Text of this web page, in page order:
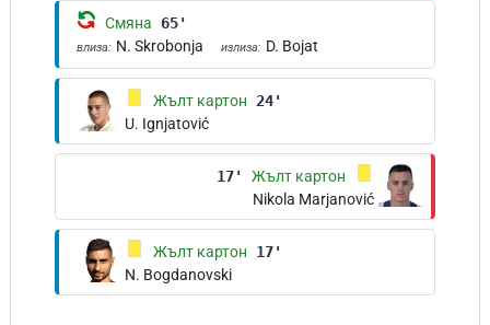
Смяна 65'
влиза: N. Skrobonja излиза: D. Bojat
Жълт картон
24'
U. Ignjatović
17'
Жълт картон
Nikola Marjanović
Жълт картон
17'
N. Bogdanovski